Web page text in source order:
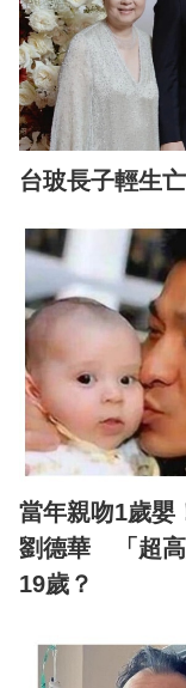
台玻長子輕生
當年親吻1歲嬰
劉德華 「超高
19歲？